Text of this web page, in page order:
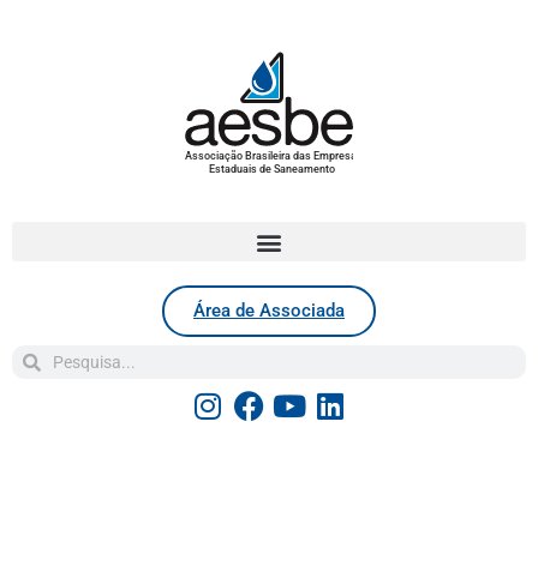
Associação Brasileira das Empresas
Estaduais de Saneamento
Área de Associada